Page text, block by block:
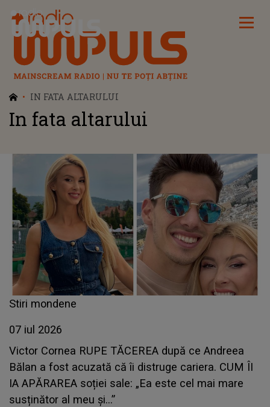
Radio Impuls
IN FATA ALTARULUI
In fata altarului
Stiri mondene
07 iul 2026
Victor Cornea RUPE TĂCEREA după ce Andreea
Bălan a fost acuzată că îi distruge cariera. CUM ÎI
IA APĂRAREA soției sale: „Ea este cel mai mare
susținător al meu și...”